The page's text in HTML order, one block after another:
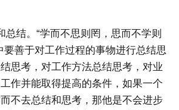
结。“学而不思则罔，思而不学则
要善于对工作过程的事物进行总结思
思考，对工作方法总结思考，对业
作并能取得提高的条件，如果一个
不去总结和思考，那他是不会进步